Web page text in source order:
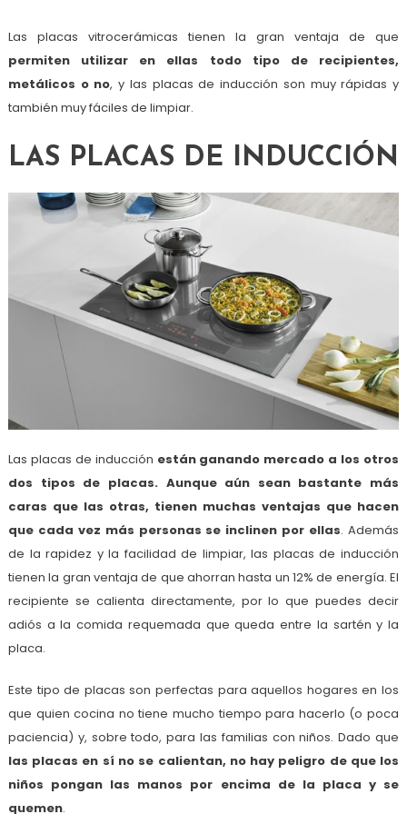
Las placas vitrocerámicas tienen la gran ventaja de que
permiten utilizar en ellas todo tipo de recipientes,
metálicos o no, y las placas de inducción son muy rápidas y
también muy fáciles de limpiar.
LAS PLACAS DE INDUCCIÓN
Las placas de inducción están ganando mercado a los otros
dos tipos de placas. Aunque aún sean bastante más
caras que las otras, tienen muchas ventajas que hacen
que cada vez más personas se inclinen por ellas. Además
de la rapidez y la facilidad de limpiar, las placas de inducción
tienen la gran ventaja de que ahorran hasta un 12% de energía. El
recipiente se calienta directamente, por lo que puedes decir
adiós a la comida requemada que queda entre la sartén y la
placa.
Este tipo de placas son perfectas para aquellos hogares en los
que quien cocina no tiene mucho tiempo para hacerlo (o poca
paciencia) y, sobre todo, para las familias con niños. Dado que
las placas en sí no se calientan, no hay peligro de que los
niños pongan las manos por encima de la placa y se
quemen.